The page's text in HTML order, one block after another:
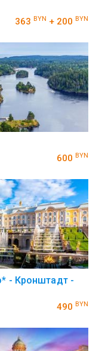
363 BYN + 200 BYN
600 BYN
- Кронштадт -
490 BYN